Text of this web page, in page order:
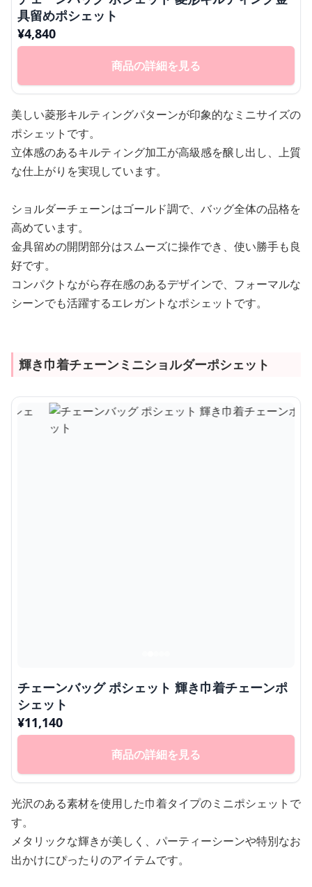
具留めポシェット
¥4,840
商品の詳細を見る
美しい菱形キルティングパターンが印象的なミニサイズの
ポシェットです。
立体感のあるキルティング加工が高級感を醸し出し、上質
な仕上がりを実現しています。
ショルダーチェーンはゴールド調で、バッグ全体の品格を
高めています。
金具留めの開閉部分はスムーズに操作でき、使い勝手も良
好です。
コンパクトながら存在感のあるデザインで、フォーマルな
シーンでも活躍するエレガントなポシェットです。
輝き巾着チェーンミニショルダーポシェット
チェーンバッグ ポシェット 輝き巾着チェーンポ
シェット
¥11,140
商品の詳細を見る
光沢のある素材を使用した巾着タイプのミニポシェットで
す。
メタリックな輝きが美しく、パーティーシーンや特別なお
出かけにぴったりのアイテムです。